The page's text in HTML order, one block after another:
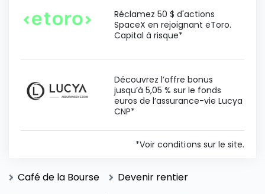
Réclamez 50 $ d'actions
SpaceX en rejoignant eToro.
Capital à risque*
Découvrez l’offre bonus
jusqu’à 5,05 % sur le fonds
euros de l’assurance-vie Lucya
CNP*
*Voir conditions sur le site.
Café de la Bourse
Devenir rentier